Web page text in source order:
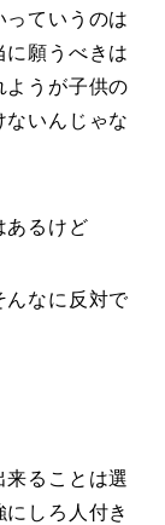
っていうのは
願うべきは
ようが子供の
ないんじゃな
あるけど
んなに反対で
ることは選
しろ人付き